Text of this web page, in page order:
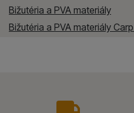
Bižutéria a PVA materiály
Bižutéria a PVA materiály
vyhody